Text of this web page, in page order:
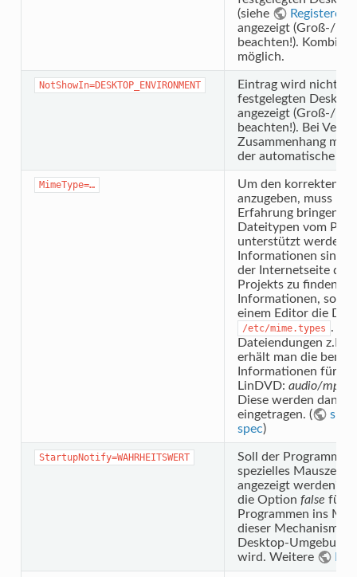
(siehe
Registered
angezeigt (Groß-/
beachten!).
möglich.
NotShowIn=DESKTOP_ENVIRONMENT
Eintrag wird nicht
festgelegten
angezeigt (Groß-/
beachten!). Bei
Zusammenhang mit
der automatische
MimeType=…
Um den korrekten
anzugeben, muss
Erfahrung bringen,
Dateitypen vom
unterstützt werden.
Informationen sind
der Internetseite des
Projekts zu finden.
Informationen, so
einem Editor die
/etc/mime.types .
Dateiendungen z.B.
erhält man die
Informationen für
LinDVD: audio/
Diese werden dann
eingetragen. (
spec)
StartupNotify=WAHRHEITSWERT
Soll der
spezielles
angezeigt werden?
die Option false für
Programmen ins
dieser Mechanismus
Desktop-Umgebung
wird. Weitere